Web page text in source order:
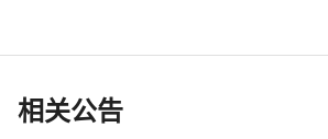
相关公告